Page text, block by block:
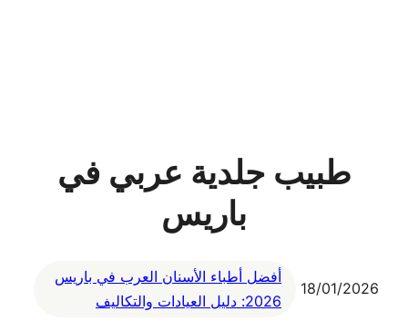
طبيب جلدية عربي في
باريس
18/01/2026
أفضل أطباء الأسنان العرب في باريس
2026: دليل العيادات والتكاليف